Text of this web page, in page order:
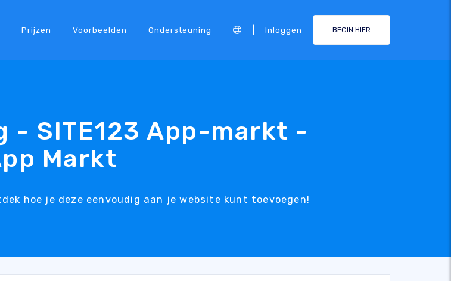
Prijzen Voorbeelden Ondersteuning Inloggen BEGIN HIER
- SITE123 App-markt -
Markt
hoe je deze eenvoudig aan je website kunt toevoegen!